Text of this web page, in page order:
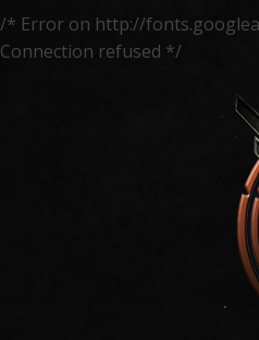
/* Error on http://
Connection refused */